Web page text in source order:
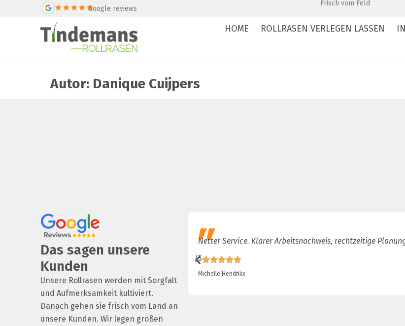
Google reviews
Frisch vom Feld
HOME ROLLRASEN VERLEGEN LASSEN
Autor: Danique Cuijpers
Das sagen unsere
Kunden
Unsere Rollrasen werden mit Sorgfalt
und Aufmerksamkeit kultiviert.
Danach gehen sie frisch vom Land an
unsere Kunden. Wir legen großen
Netter Service. Klarer Arbeitsnachweis, rechtzeitige
/5
Michelle Hendrikx